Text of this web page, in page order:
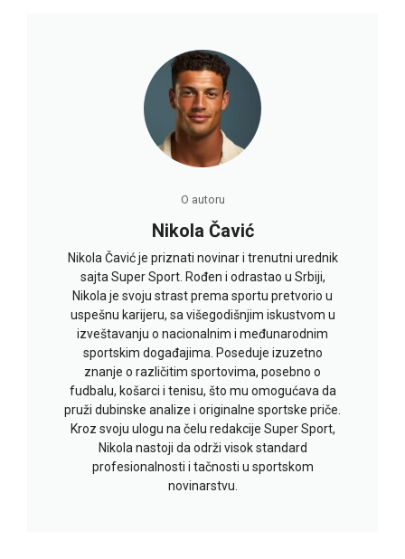
O autoru
Nikola Čavić
Nikola Čavić je priznati novinar i trenutni urednik
sajta Super Sport. Rođen i odrastao u Srbiji,
Nikola je svoju strast prema sportu pretvorio u
uspešnu karijeru, sa višegodišnjim iskustvom u
izveštavanju o nacionalnim i međunarodnim
sportskim događajima. Poseduje izuzetno
znanje o različitim sportovima, posebno o
fudbalu, košarci i tenisu, što mu omogućava da
pruži dubinske analize i originalne sportske priče.
Kroz svoju ulogu na čelu redakcije Super Sport,
Nikola nastoji da održi visok standard
profesionalnosti i tačnosti u sportskom
novinarstvu.